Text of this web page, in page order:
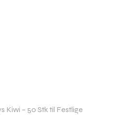
Kiwi – 50 Stk til Festlige